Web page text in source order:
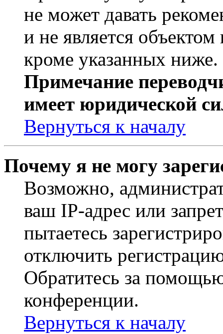
не может давать
и не является
кроме указанных ниже.
Примечание
имеет юридической
Вернуться к началу
Почему я не могу
Возможно,
ваш IP-адрес или
пытаетесь
отключить
Обратитесь за
конференции.
Вернуться к началу